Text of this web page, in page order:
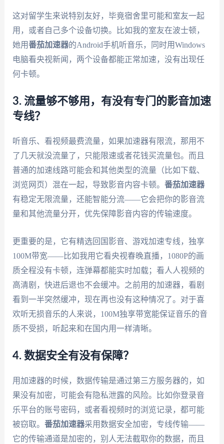
这对留学生来说特别友好，毕竟宿舍里可能和室友一起
用，或者自己多个设备切换。比如我的室友在波士顿，
她用番茄加速器的Android手机听音乐，同时用Windows
电脑看央视新闻，两个设备都能正常加速，没有出现任
何卡顿。
3. 流量够不够用，有没有专门的影音加速
专线？
听音乐、看视频最费流量，如果加速器有限流，那用不
了几天就没流量了，只能限速或者花钱买流量包。而且
普通的加速线路可能会和其他类型的流量（比如下载、
浏览网页）混在一起，导致影音内容卡顿。 番茄加速器
有稳定无限流量，还能智能分流——它会把你的影音流
量和其他流量分开，优先保障影音内容的传输速度。
更重要的是，它有精选回国影音、游戏加速专线，独享
100M带宽——比如我用它看央视春晚直播，1080P的画
质全程没有卡顿，连弹幕都能实时加载；看人人视频的
高清剧，快进后退也不会缓冲。之前用的加速器，看剧
看到一半突然缓冲，现在再也没有这种情况了。对于喜
欢听无损音乐的人来说，100M独享带宽能保证音乐的音
质不受损，听起来和在国内用一样清晰。
4. 数据安全有没有保障？
用加速器的时候，数据传输是通过第三方服务器的，如
果没有加密，可能会有隐私泄露的风险。比如你登录音
乐平台的账号密码，或者看视频时的浏览记录，都可能
被窃取。 番茄加速器采用数据安全加密，专线传输——
它的传输通道是加密的，别人无法截取你的数据，而且